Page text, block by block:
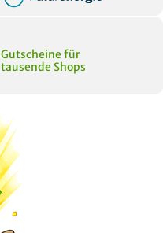
Gutscheine für
tausende Shops